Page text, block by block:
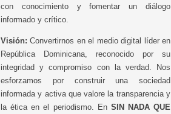
con conocimiento y fomentar un diálogo
informado y crítico.
Visión: Convertirnos en el medio digital líder en
República Dominicana, reconocido por su
integridad y compromiso con la verdad. Nos
esforzamos por construir una sociedad
informada y activa que valore la transparencia y
la ética en el periodismo. En SIN NADA QUE